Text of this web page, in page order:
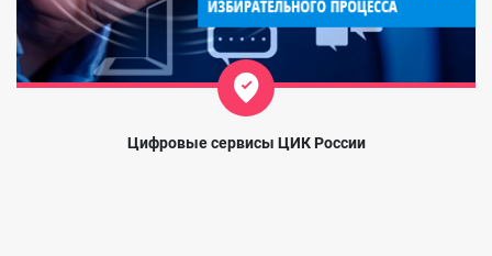
Цифровые сервисы ЦИК России